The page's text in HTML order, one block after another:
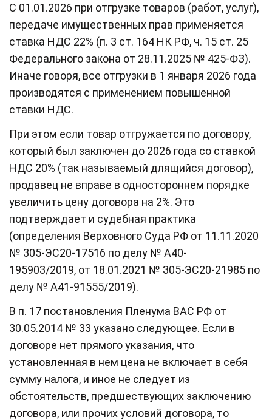
С 01.01.2026 при отгрузке товаров (работ, услуг),
передаче имущественных прав применяется
ставка НДС 22% (п. 3 ст. 164 НК РФ, ч. 15 ст. 25
Федерального закона от 28.11.2025 № 425-ФЗ).
Иначе говоря, все отгрузки в 1 января 2026 года
производятся с применением повышенной
ставки НДС.
При этом если товар отгружается по договору,
который был заключен до 2026 года со ставкой
НДС 20% (так называемый длящийся договор),
продавец не вправе в одностороннем порядке
увеличить цену договора на 2%. Это
подтверждает и судебная практика
(определения Верховного Суда РФ от 11.11.2020
№ 305-ЭС20-17516 по делу № А40-
195903/2019, от 18.01.2021 № 305-ЭС20-21985 по
делу № А41-91555/2019).
В п. 17 постановления Пленума ВАС РФ от
30.05.2014 № 33 указано следующее. Если в
договоре нет прямого указания, что
установленная в нем цена не включает в себя
сумму налога, и иное не следует из
обстоятельств, предшествующих заключению
договора, или прочих условий договора, то